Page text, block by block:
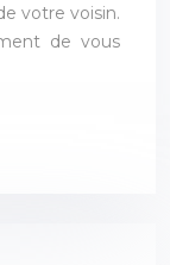
votre voisin.
de vous